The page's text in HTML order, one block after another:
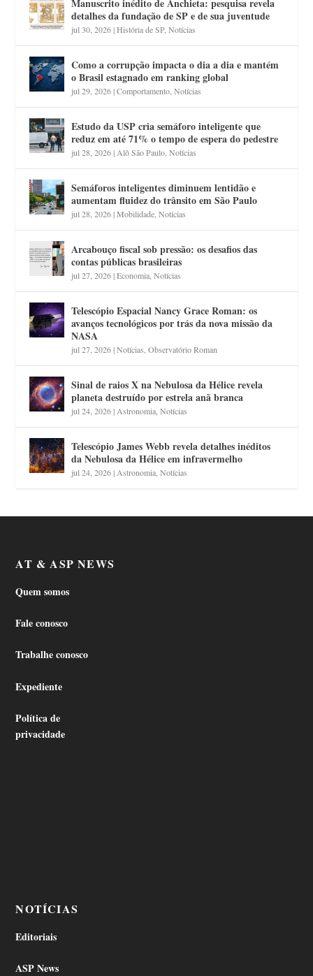
Manuscrito inédito de Anchieta: pesquisa revela
detalhes da fundação de SP e de sua juventude
jul 30, 2026|História de SP,Notícias
Como a corrupção impacta o dia a dia e mantém
o Brasil estagnado em ranking global
jul 29, 2026|Comportamento ,Notícias
Estudo da USP cria semáforo inteligente que
reduz em até 71% o tempo de espera do pedestre
jul 28, 2026| Alô São Paulo ,Notícias
Semáforos inteligentes diminuem lentidão e
aumentam fluidez do trânsito em São Paulo
jul 28, 2026|Mobilidade ,Notícias
Arcabouço fiscal sob pressão: os desafios das
contas públicas brasileiras
jul 27, 2026|Economia ,Notícias
Telescópio Espacial Nancy Grace Roman: os
avanços tecnológicos por trás da nova missão da
NASA
jul 27, 2026|Notícias ,Observatório Roman
Sinal de raios X na Nebulosa da Hélice revela
planeta destruído por estrela anã branca
jul 24, 2026| Astronomia ,Notícias
Telescópio James Webb revela detalhes inéditos
da Nebulosa da Hélice em infravermelho
jul 24, 2026| Astronomia ,Notícias
AT & ASP NEWS
Quem somos
Fale conosco
Trabalhe conosco
Expediente
Política de
privacidade
NOTÍCIAS
Editoriais
ASP News